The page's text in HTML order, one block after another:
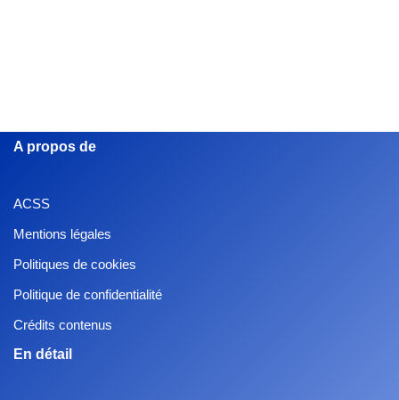
A propos de
ACSS
Mentions légales
Politiques de cookies
Politique de confidentialité
Crédits contenus
En détail